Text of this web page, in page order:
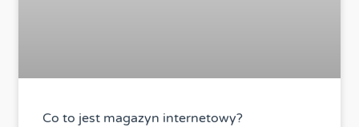
Co to jest magazyn internetowy?